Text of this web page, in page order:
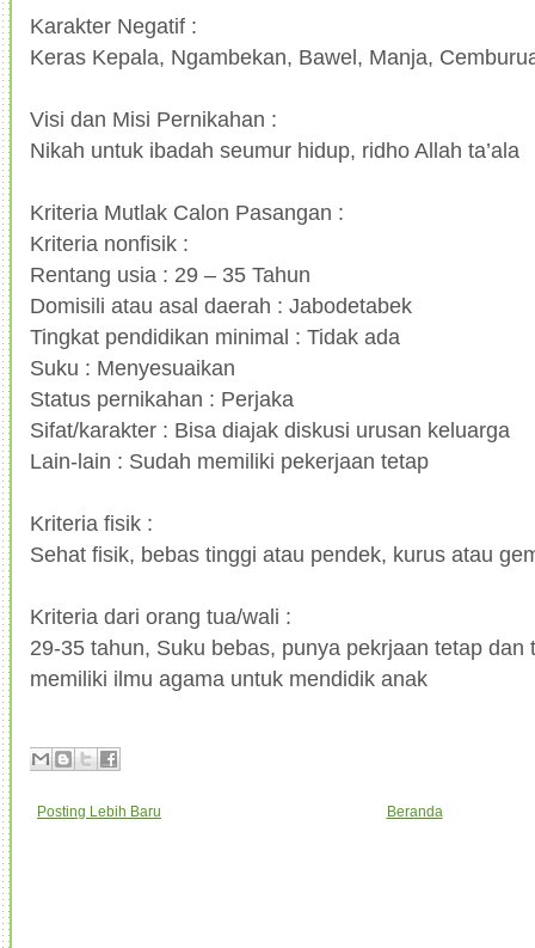
Karakter Negatif :
Keras Kepala, Ngambekan, Bawel, Manja,
Visi dan Misi Pernikahan :
Nikah untuk ibadah seumur hidup, ridho Allah ta’ala
Kriteria Mutlak Calon Pasangan :
Kriteria nonfisik :
Rentang usia : 29 – 35 Tahun
Domisili atau asal daerah : Jabodetabek
Tingkat pendidikan minimal : Tidak ada
Suku : Menyesuaikan
Status pernikahan : Perjaka
Sifat/karakter : Bisa diajak diskusi urusan keluarga
Lain-lain : Sudah memiliki pekerjaan tetap
Kriteria fisik :
Sehat fisik, bebas tinggi atau pendek, kurus atau
Kriteria dari orang tua/wali :
29-35 tahun, Suku bebas, punya pekrjaan tetap dan
memiliki ilmu agama untuk mendidik anak
Posting Lebih Baru Beranda